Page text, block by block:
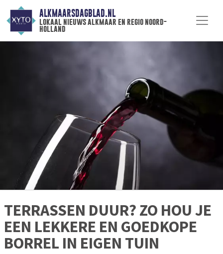
ALKMAARSDAGBLAD.NL
lokaal nieuws alkmaar en regio noord-
holland
TERRASSEN DUUR? ZO HOU JE
EEN LEKKERE EN GOEDKOPE
BORREL IN EIGEN TUIN